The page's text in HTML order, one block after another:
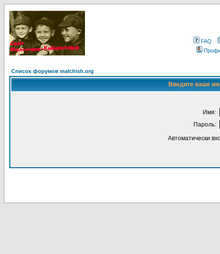
FAQ
Список форумов malchish.org
Введите ваше
Имя:
Пароль:
Автоматически